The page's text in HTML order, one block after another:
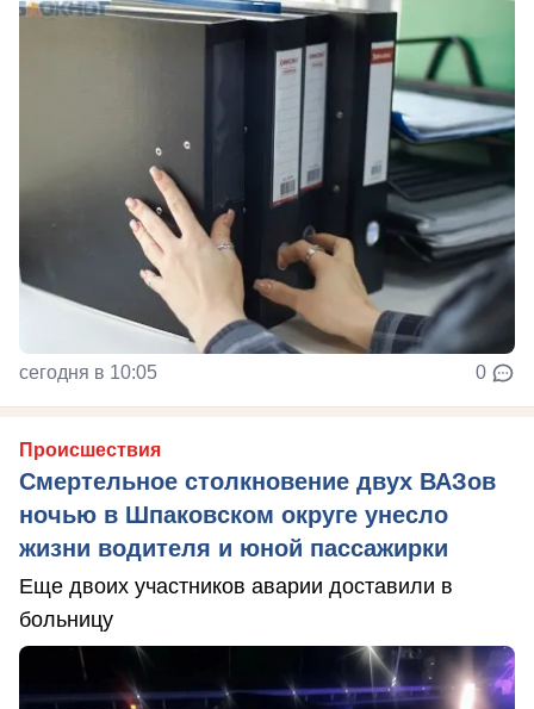
сегодня в 10:05 0
Происшествия
Смертельное столкновение двух ВАЗов
ночью в Шпаковском округе унесло
жизни водителя и юной пассажирки
Еще двоих участников аварии доставили в
больницу